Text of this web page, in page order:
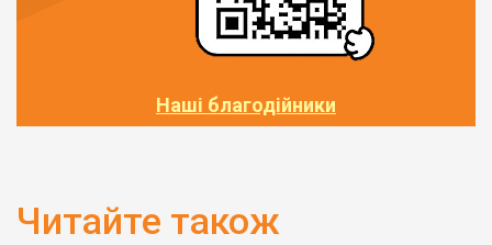
Наші благодійники
Читайте також